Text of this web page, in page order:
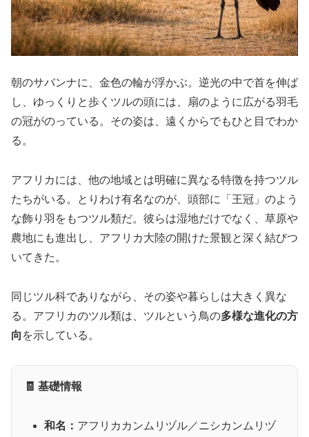
朝のサバンナに、金色の輪が浮かぶ。逆光の中で首を伸ば
し、ゆっくりと歩くツルの頭には、扇のように広がる羽毛
の冠がのっている。その姿は、遠くからでもひと目でわか
る。
アフリカには、他の地域とは明確に異なる特徴を持つツル
たちがいる。とりわけ有名なのが、頭部に「王冠」のよう
な飾り羽をもつツル類だ。彼らは湿地だけでなく、草原や
農地にも進出し、アフリカ大陸の開けた景観と深く結びつ
いてきた。
同じツル科でありながら、その姿や暮らしは大きく異な
る。アフリカのツル類は、ツルという鳥の多様な進化の方
向 を示している。
🧾 基礎情報
和名： アフリカカンムリヅル／ニシカンムリヅ